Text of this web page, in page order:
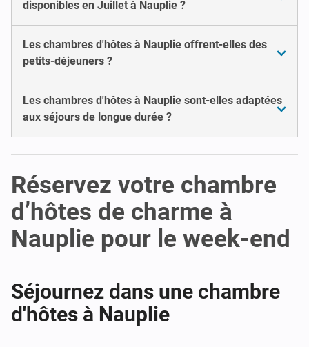
disponibles en Juillet à Nauplie ?
Les chambres d'hôtes à Nauplie offrent-elles des
petits-déjeuners ?
Les chambres d'hôtes à Nauplie sont-elles adaptées
aux séjours de longue durée ?
Réservez votre chambre
d’hôtes de charme à
Nauplie pour le week-end
Séjournez dans une chambre
d'hôtes à Nauplie